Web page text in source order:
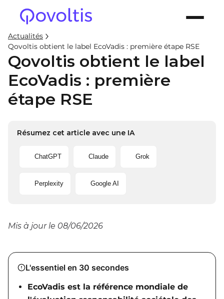
Actualités
Qovoltis obtient le label EcoVadis : première étape RSE
Qovoltis obtient le label
EcoVadis : première
étape RSE
Résumez cet article avec une IA
ChatGPT Claude Grok
Perplexity Google AI
Mis à jour le 08/06/2026
L'essentiel en 30 secondes
EcoVadis est la référence mondiale de